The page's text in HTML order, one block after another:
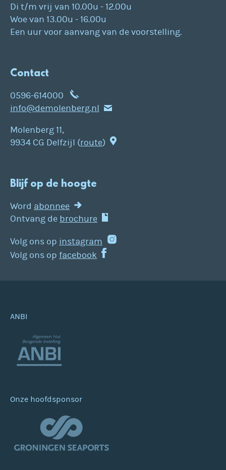
Di t/m vrij van 10.00u - 12.00u
Woe van 13.00u - 16.00u
Een uur voor aanvang van de voorstelling.
Contact
0596-614000
info@demolenberg.nl
Molenberg 11,
9934 CG Delfzijl (route)
Blijf op de hoogte
Word abonnee
Ontvang de brochure
Volg ons op instagram
Volg ons op facebook
ANBI
Onze hoofdsponsor